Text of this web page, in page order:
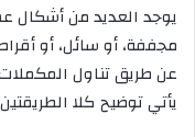
يوجد العديد من أشكال
مجففة، أو سائل، أو
عن طريق تناول
يأتي توضيح كلا